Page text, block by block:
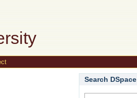
Search DSpace